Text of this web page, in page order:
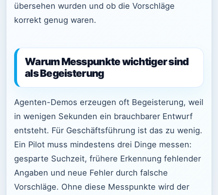
übersehen wurden und ob die Vorschläge
korrekt genug waren.
Warum Messpunkte wichtiger sind
als Begeisterung
Agenten-Demos erzeugen oft Begeisterung, weil
in wenigen Sekunden ein brauchbarer Entwurf
entsteht. Für Geschäftsführung ist das zu wenig.
Ein Pilot muss mindestens drei Dinge messen:
gesparte Suchzeit, frühere Erkennung fehlender
Angaben und neue Fehler durch falsche
Vorschläge. Ohne diese Messpunkte wird der